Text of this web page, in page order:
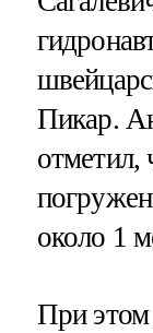
Пикар.
отметил,
около 1
При этом